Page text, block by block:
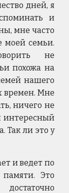
дней, я
и
мне часто
моей семьи.
не
похожа на
нашего
времен. Мне
ничего не
интересный
Так ли это у
и ведет по
Это